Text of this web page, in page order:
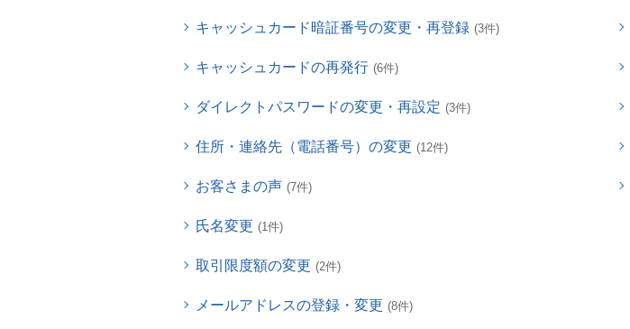
キャッシュカード暗証番号の変更・再登録 (3件)
キャッシュカードの再発行 (6件)
ダイレクトパスワードの変更・再設定 (3件)
住所・連絡先（電話番号）の変更 (12件)
お客さまの声 (7件)
氏名変更 (1件)
取引限度額の変更 (2件)
メールアドレスの登録・変更 (8件)